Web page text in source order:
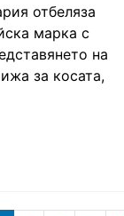
отбеляза
марка с
на
за косата,